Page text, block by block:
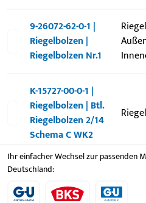
Ihr einfacher Wechsel zur passenden
Deutschland:
9-26072-62-0-1 |
Riegelbolzen |
Riegelbolzen Nr.1
K-15727-00-0-1 |
Riegelbolzen | Btl.
Riegelbolzen 2/14
Schema C WK2